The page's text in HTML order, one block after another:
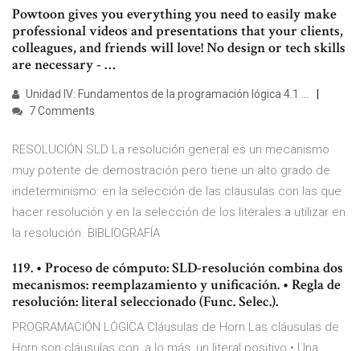
Powtoon gives you everything you need to easily make
professional videos and presentations that your clients,
colleagues, and friends will love! No design or tech skills
are necessary - …
Unidad IV: Fundamentos de la programación lógica 4.1 ...
7 Comments
RESOLUCIÓN SLD La resolución general es un mecanismo
muy potente de demostración pero tiene un alto grado de
indeterminismo: en la selección de las clausulas con las que
hacer resolución y en la selección de los literales a utilizar en
la resolución. BIBLIOGRAFÍA
119. • Proceso de cómputo: SLD-resolución combina dos
mecanismos: reemplazamiento y unificación. • Regla de
resolución: literal seleccionado (Func. Selec.).
PROGRAMACIÓN LÓGICA Cláusulas de Horn Las cláusulas de